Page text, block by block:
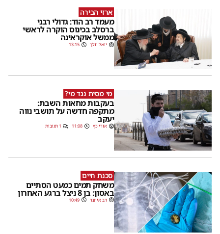
ארזי הבירה
מעמד רב הוד: גדולי רבני
ברסלב בכינוס הוקרה לראשי
ממשל אוקראינה
יואל וולך 13:15
מי מסית נגד מי?
בעקבות מחאות השבת:
מתקפה חדשה על תושבי נווה
יעקב
אורי כץ 11:08 1 תגובות
סכנת חיים
משחק תמים כמעט הסתיים
באסון: בן 8 ניצל ברגע האחרון
דב אייזנר 10:49